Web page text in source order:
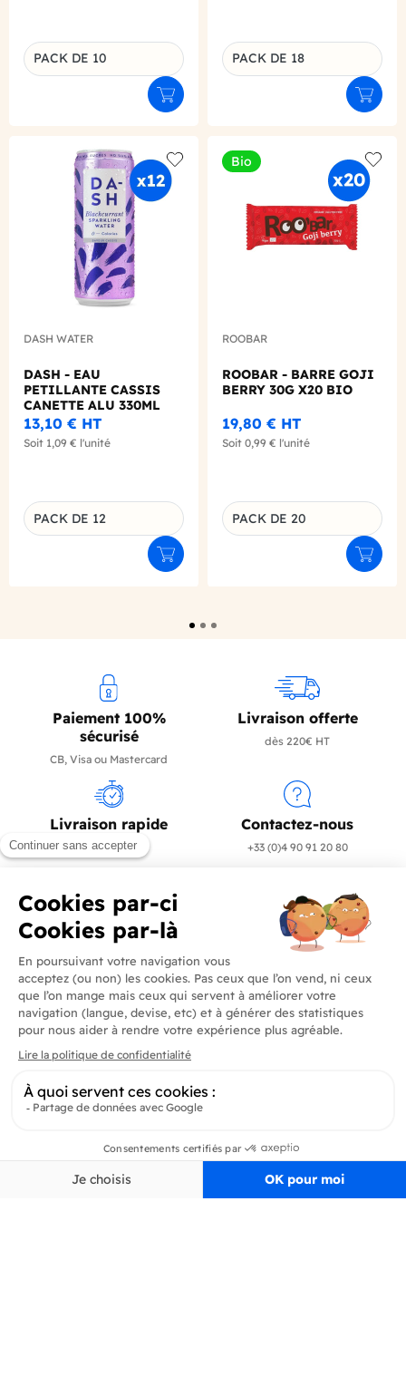
Déclinaison du produit
PACK DE 10
Ajouter au panier
Déclinaison du produit
PACK DE 18
Add to wishlist
DASH WATER
DASH - EAU
PETILLANTE CASSIS
CANETTE ALU 330ML
X12
13,10 € HT
Soit 1,09 € l'unité
Déclinaison du produit
PACK DE 12
Ajouter au panier
Bio
Add
ROOBAR
ROOBAR - BARRE GOJI
BERRY 30G X20 BIO
19,80 € HT
Soit 0,99 € l'unité
Déclinaison du produit
PACK DE 20
Paiement 100%
sécurisé
CB, Visa ou Mastercard
Livraison offerte
dès 220€ HT
Livraison rapide
en 24/72h
Contactez-nous
+33 (0)4 90 91 20 80